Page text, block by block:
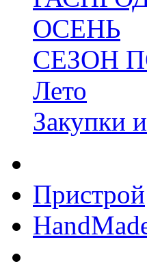
ОСЕНЬ
СЕЗОН
Лето
Закупки
Пристрой